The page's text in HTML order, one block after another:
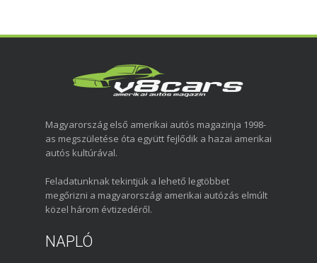
Magyarország első amerikai autós magazinja 1998-
as megszületése óta együtt fejlődik a hazai amerikai
autós kultúrával.
Feladatunknak tekintjük a lehető legtöbbet
megőrizni a magyarországi amerikai autózás elmúlt
közel három évtizedéről.
NAPLÓ